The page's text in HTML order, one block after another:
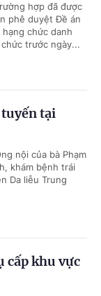
hợp đã được
phê duyệt Đề án
chức danh
trước ngày...
tại
nội của bà Phạm
khám bệnh trái
Da liễu Trung
cấp khu vực